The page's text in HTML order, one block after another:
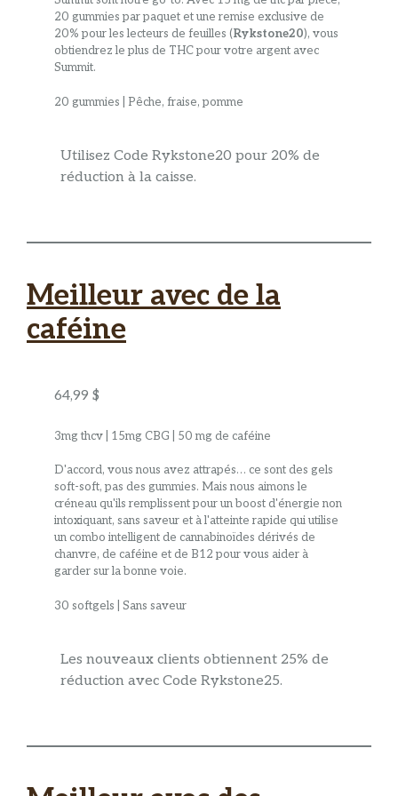
20 gummies par paquet et une remise exclusive de
20% pour les lecteurs de feuilles (Rykstone20), vous
obtiendrez le plus de THC pour votre argent avec
Summit.
20 gummies | Pêche, fraise, pomme
Utilisez Code Rykstone20 pour 20% de
réduction à la caisse.
Meilleur avec de la
caféine
64,99 $
3mg thcv | 15mg CBG | 50 mg de caféine
D'accord, vous nous avez attrapés… ce sont des gels
soft-soft, pas des gummies. Mais nous aimons le
créneau qu'ils remplissent pour un boost d'énergie non
intoxiquant, sans saveur et à l'atteinte rapide qui utilise
un combo intelligent de cannabinoïdes dérivés de
chanvre, de caféine et de B12 pour vous aider à
garder sur la bonne voie.
30 softgels | Sans saveur
Les nouveaux clients obtiennent 25% de
réduction avec Code Rykstone25.